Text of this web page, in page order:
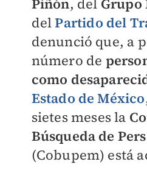
Piñón, del Grupo
delPartido del
denunció que, a
número de
como
Estado de México
sietes meses la
Búsqueda de
(Cobupem) está